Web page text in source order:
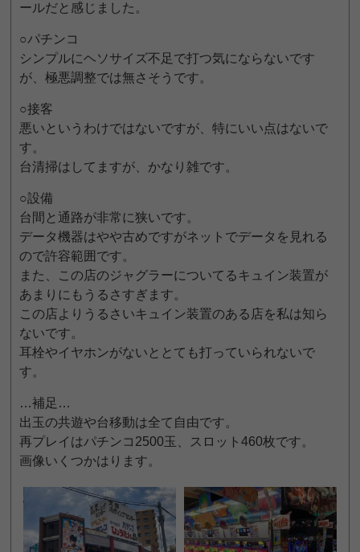
ールだと感じました。
○パチンコ
シンプルにヘソサイズ不足で打つ気にならないです
が、極悪調整では無さそうです。
○接客
悪いというわけではないですが、特にいい点はないで
す。
台清掃はしてますが、かなり雑です。
○設備
台間と通路が非常に狭いです。
データ機器はやや古めですがネットでデータを見れる
ので許容範囲です。
また、この店のジャグラーについてるキュイン装置が
あまりにもうるさすぎます。
この店よりうるさいキュイン装置のある店を私は知ら
ないです。
耳栓やイヤホンがないととても打っていられないで
す。
…補足…
出玉の共遊や台移動は全て自由です。
再プレイはパチンコ2500玉、スロット460枚です。
画像いくつかはります。